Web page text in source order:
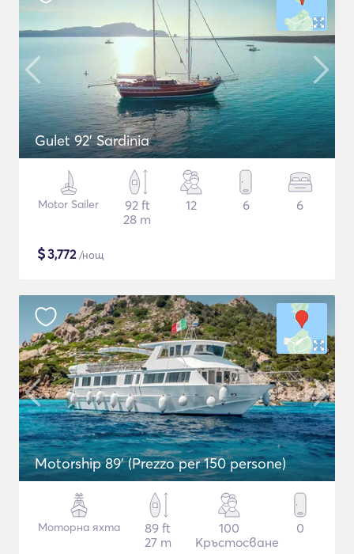
Gulet 92' Sardinia
Motor Sailer
92 ft
28 m
12 6 6
$3,772/нощ
Motorship 89' (Prezzo per 150 persone)
Моторна яхта
89 ft
27 m
100
Кръстосване
0